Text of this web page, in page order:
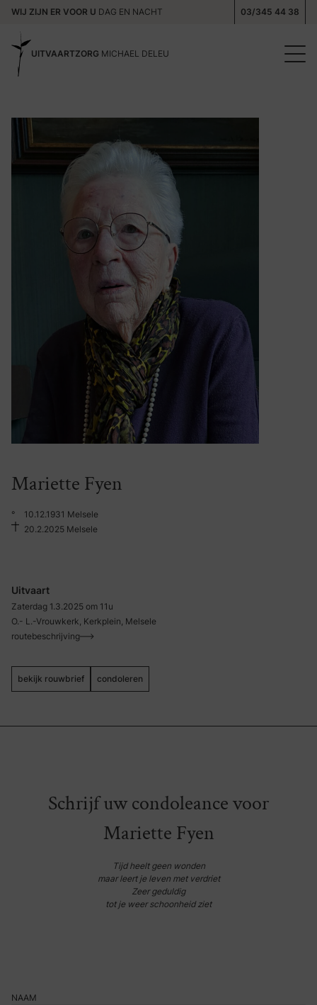
WIJ ZIJN ER VOOR U DAG EN NACHT 03/345 44 38
UITVAARTZORG MICHAEL DELEU
Mariette Fyen
°
10.12.1931 Melsele
20.2.2025 Melsele
Uitvaart
Zaterdag 1.3.2025 om 11u
O.- L.-Vrouwkerk, Kerkplein, Melsele
routebeschrijving
bekijk rouwbrief condoleren
Schrijf uw condoleance voor
Mariette Fyen
Tijd heelt geen wonden
maar leert je leven met verdriet
Zeer geduldig
tot je weer schoonheid ziet